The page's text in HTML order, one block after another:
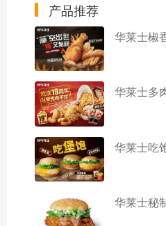
产品推荐
华莱士椒
华莱士多
华莱士吃
华莱士秘